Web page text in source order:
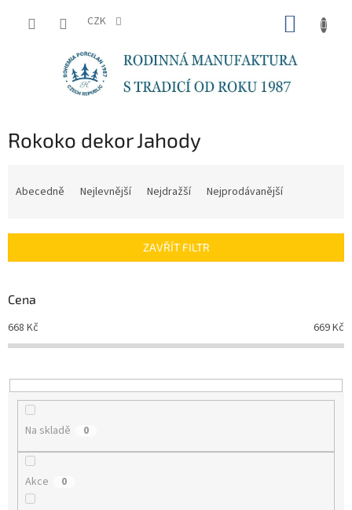
CZK
Rokoko dekor Jahody
í
r
o
d
u
t
ů
Abecedně Nejlevnější Nejdražší Nejprodávanější
ZAVŘÍT FILTR
Cena
668 Kč 669Kč
Na skladě 0
Akce 0